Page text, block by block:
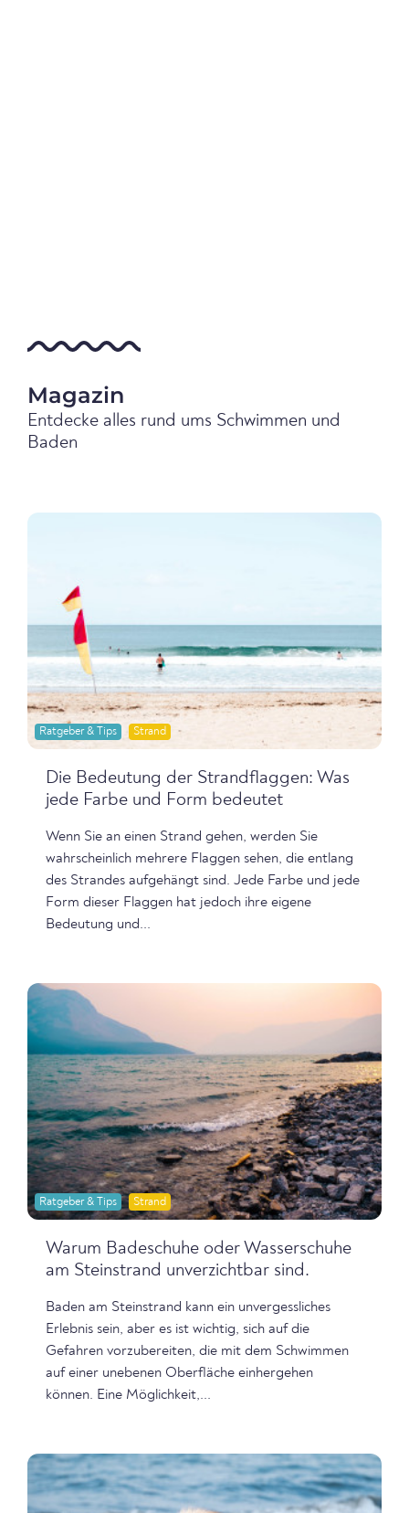
Magazin
Entdecke alles rund ums Schwimmen und
Baden
Ratgeber & Tips Strand
Die Bedeutung der Strandflaggen: Was
jede Farbe und Form bedeutet
Wenn Sie an einen Strand gehen, werden Sie
wahrscheinlich mehrere Flaggen sehen, die entlang
des Strandes aufgehängt sind. Jede Farbe und jede
Form dieser Flaggen hat jedoch ihre eigene
Bedeutung und...
Ratgeber & Tips Strand
Warum Badeschuhe oder Wasserschuhe
am Steinstrand unverzichtbar sind.
Baden am Steinstrand kann ein unvergessliches
Erlebnis sein, aber es ist wichtig, sich auf die
Gefahren vorzubereiten, die mit dem Schwimmen
auf einer unebenen Oberfläche einhergehen
können. Eine Möglichkeit,...